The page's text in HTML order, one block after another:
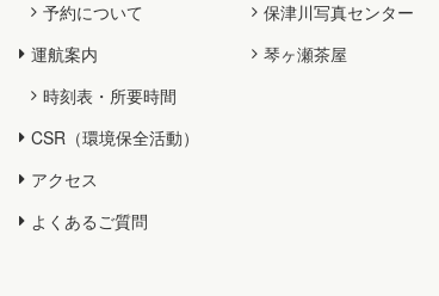
予約について
運航案内
時刻表・所要時間
CSR（環境保全活動）
アクセス
よくあるご質問
保津川写真センター
琴ヶ瀬茶屋